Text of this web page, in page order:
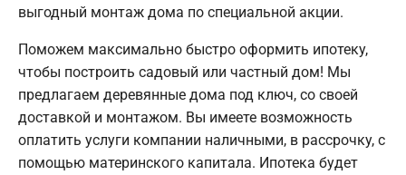
выгодный монтаж дома по специальной акции.
Поможем максимально быстро оформить ипотеку,
чтобы построить садовый или частный дом! Мы
предлагаем деревянные дома под ключ, со своей
доставкой и монтажом. Вы имеете возможность
оплатить услуги компании наличными, в рассрочку, с
помощью материнского капитала. Ипотека будет